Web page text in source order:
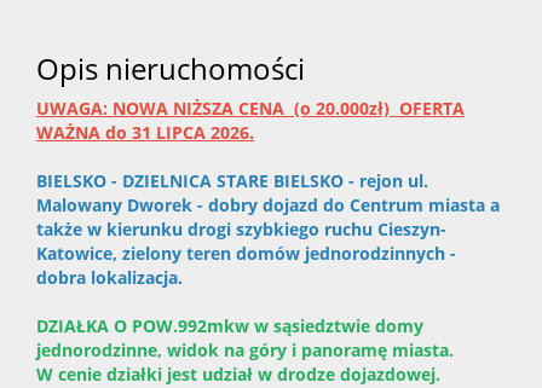
Opis nieruchomości
UWAGA: NOWA NIŻSZA CENA (o 20.000zł) OFERTA
WAŻNA do 31 LIPCA 2026.
BIELSKO - DZIELNICA STARE BIELSKO - rejon ul.
Malowany Dworek - dobry dojazd do Centrum miasta a
także w kierunku drogi szybkiego ruchu Cieszyn-
Katowice, zielony teren domów jednorodzinnych -
dobra lokalizacja.
DZIAŁKA O POW.992mkw w sąsiedztwie domy
jednorodzinne, widok na góry i panoramę miasta.
W cenie działki jest udział w drodze dojazdowej.